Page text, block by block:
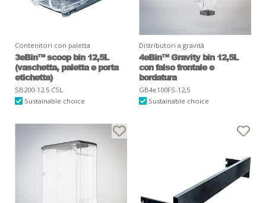
Contenitori con paletta
3eBin™ scoop bin 12,5L
(vaschetta, paletta e porta
etichetta)
SB200-12.5 CSL
Sustainable choice
Distributori a gravità
4eBin™ Gravity bin 12,5L
con falso frontale e
bordatura
GB4e100FS-12,5
Sustainable choice